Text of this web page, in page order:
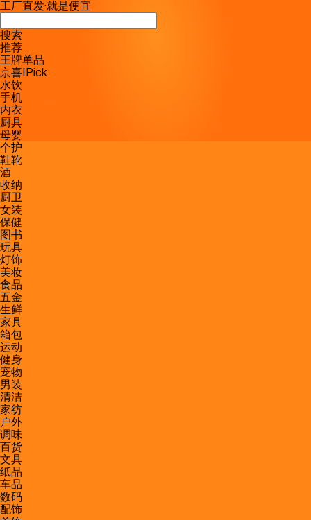
工厂直发·就是便宜
搜索
推荐
王牌单品
京喜IPick
水饮
手机
内衣
厨具
母婴
个护
鞋靴
酒
收纳
厨卫
女装
保健
图书
玩具
灯饰
美妆
食品
五金
生鲜
家具
箱包
运动
健身
宠物
男装
清洁
家纺
户外
调味
百货
文具
纸品
车品
数码
配饰